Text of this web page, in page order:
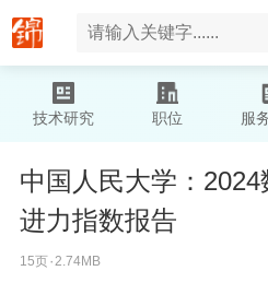
技术研究 职位 服
中国人民大学：
进力指数报告
15页۰2.74MB